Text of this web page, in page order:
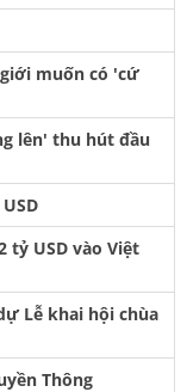
muốn có 'cứ
lên' thu hút đầu
tỷ USD vào Việt
Lễ khai hội chùa
Thông